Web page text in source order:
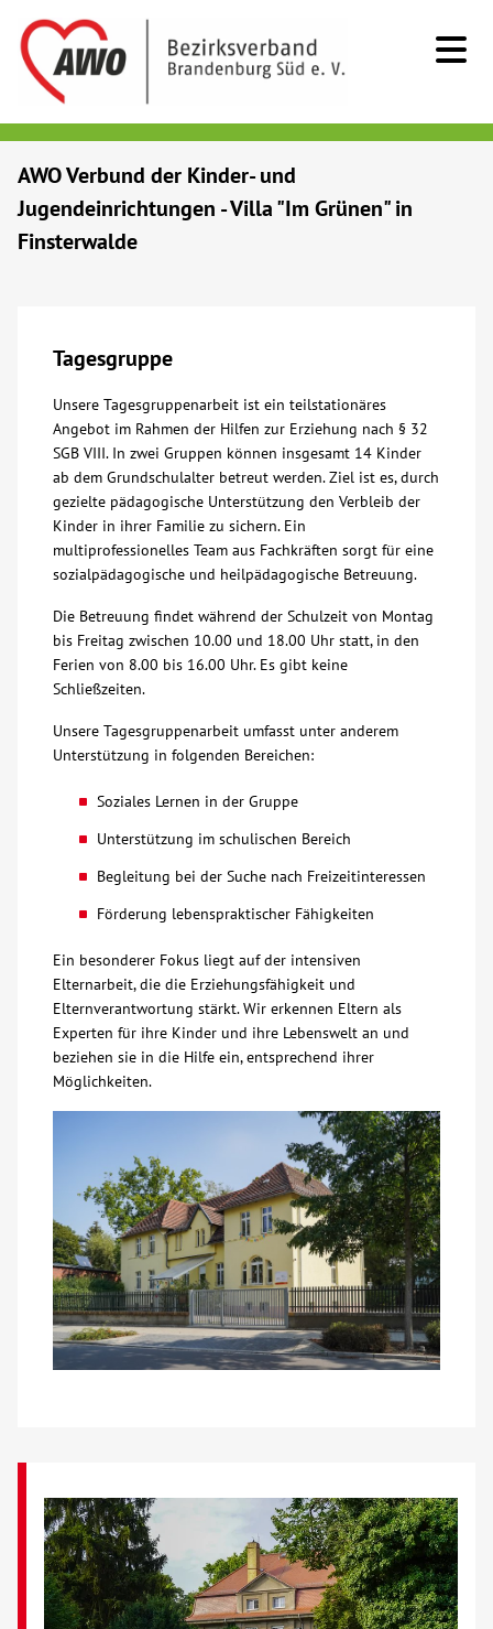
Senioren
Begegnung
Bildung
Über uns
Spenden
Mitmachen
Ausbildung
Glossar
Suche
Kontakt
AWO Verbund der Kinder- und
Jugendeinrichtungen - Villa "Im Grünen" in
Finsterwalde
Tagesgruppe
Unsere Tagesgruppenarbeit ist ein teilstationäres
Angebot im Rahmen der Hilfen zur Erziehung nach § 32
SGB VIII. In zwei Gruppen können insgesamt 14 Kinder
ab dem Grundschulalter betreut werden. Ziel ist es, durch
gezielte pädagogische Unterstützung den Verbleib der
Kinder in ihrer Familie zu sichern. Ein
multiprofessionelles Team aus Fachkräften sorgt für eine
sozialpädagogische und heilpädagogische Betreuung.
Die Betreuung findet während der Schulzeit von Montag
bis Freitag zwischen 10.00 und 18.00 Uhr statt, in den
Ferien von 8.00 bis 16.00 Uhr. Es gibt keine
Schließzeiten.
Unsere Tagesgruppenarbeit umfasst unter anderem
Unterstützung in folgenden Bereichen:
Soziales Lernen in der Gruppe
Unterstützung im schulischen Bereich
Begleitung bei der Suche nach Freizeitinteressen
Förderung lebenspraktischer Fähigkeiten
Ein besonderer Fokus liegt auf der intensiven
Elternarbeit, die die Erziehungsfähigkeit und
Elternverantwortung stärkt. Wir erkennen Eltern als
Experten für ihre Kinder und ihre Lebenswelt an und
beziehen sie in die Hilfe ein, entsprechend ihrer
Möglichkeiten.